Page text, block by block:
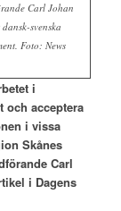
Carl Johan
svenska
Foto: News
i
och acceptera
i vissa
Skånes
Carl
i Dagens